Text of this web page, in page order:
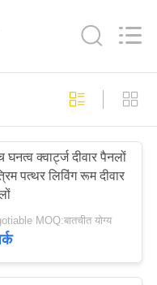
233
82
घनत्व क्वार्ट्ज दीवार पैनलों
पत्थर लिविंग रूम दीवार
MOQ:बातचीत योग्य